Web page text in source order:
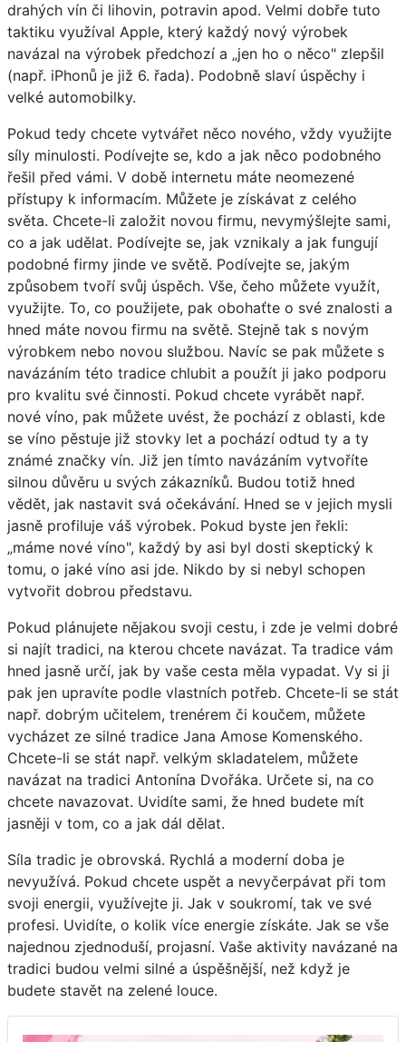
drahých vín či lihovin, potravin apod. Velmi dobře tuto
taktiku využíval Apple, který každý nový výrobek
navázal na výrobek předchozí a „jen ho o něco" zlepšil
(např. iPhonů je již 6. řada). Podobně slaví úspěchy i
velké automobilky.
Pokud tedy chcete vytvářet něco nového, vždy využijte
síly minulosti. Podívejte se, kdo a jak něco podobného
řešil před vámi. V době internetu máte neomezené
přístupy k informacím. Můžete je získávat z celého
světa. Chcete-li založit novou firmu, nevymýšlejte sami,
co a jak udělat. Podívejte se, jak vznikaly a jak fungují
podobné firmy jinde ve světě. Podívejte se, jakým
způsobem tvoří svůj úspěch. Vše, čeho můžete využít,
využijte. To, co použijete, pak obohaťte o své znalosti a
hned máte novou firmu na světě. Stejně tak s novým
výrobkem nebo novou službou. Navíc se pak můžete s
navázáním této tradice chlubit a použít ji jako podporu
pro kvalitu své činnosti. Pokud chcete vyrábět např.
nové víno, pak můžete uvést, že pochází z oblasti, kde
se víno pěstuje již stovky let a pochází odtud ty a ty
známé značky vín. Již jen tímto navázáním vytvoříte
silnou důvěru u svých zákazníků. Budou totiž hned
vědět, jak nastavit svá očekávání. Hned se v jejich mysli
jasně profiluje váš výrobek. Pokud byste jen řekli:
„máme nové víno", každý by asi byl dosti skeptický k
tomu, o jaké víno asi jde. Nikdo by si nebyl schopen
vytvořit dobrou představu.
Pokud plánujete nějakou svoji cestu, i zde je velmi dobré
si najít tradici, na kterou chcete navázat. Ta tradice vám
hned jasně určí, jak by vaše cesta měla vypadat. Vy si ji
pak jen upravíte podle vlastních potřeb. Chcete-li se stát
např. dobrým učitelem, trenérem či koučem, můžete
vycházet ze silné tradice Jana Amose Komenského.
Chcete-li se stát např. velkým skladatelem, můžete
navázat na tradici Antonína Dvořáka. Určete si, na co
chcete navazovat. Uvidíte sami, že hned budete mít
jasněji v tom, co a jak dál dělat.
Síla tradic je obrovská. Rychlá a moderní doba je
nevyužívá. Pokud chcete uspět a nevyčerpávat při tom
svoji energii, využívejte ji. Jak v soukromí, tak ve své
profesi. Uvidíte, o kolik více energie získáte. Jak se vše
najednou zjednoduší, projasní. Vaše aktivity navázané na
tradici budou velmi silné a úspěšnější, než když je
budete stavět na zelené louce.